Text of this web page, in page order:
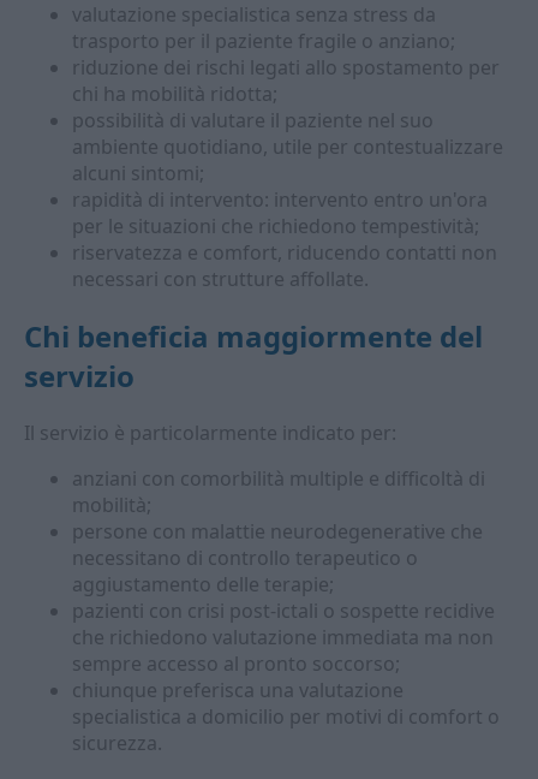
valutazione specialistica senza stress da
trasporto per il paziente fragile o anziano;
riduzione dei rischi legati allo spostamento per
chi ha mobilità ridotta;
possibilità di valutare il paziente nel suo
ambiente quotidiano, utile per contestualizzare
alcuni sintomi;
rapidità di intervento: intervento entro un'ora
per le situazioni che richiedono tempestività;
riservatezza e comfort, riducendo contatti non
necessari con strutture affollate.
Chi beneficia maggiormente del
servizio
Il servizio è particolarmente indicato per:
anziani con comorbilità multiple e difficoltà di
mobilità;
persone con malattie neurodegenerative che
necessitano di controllo terapeutico o
aggiustamento delle terapie;
pazienti con crisi post-ictali o sospette recidive
che richiedono valutazione immediata ma non
sempre accesso al pronto soccorso;
chiunque preferisca una valutazione
specialistica a domicilio per motivi di comfort o
sicurezza.